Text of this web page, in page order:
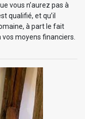
vous n’aurez pas à
qualifié, et qu’il
à part le fait
moyens financiers.